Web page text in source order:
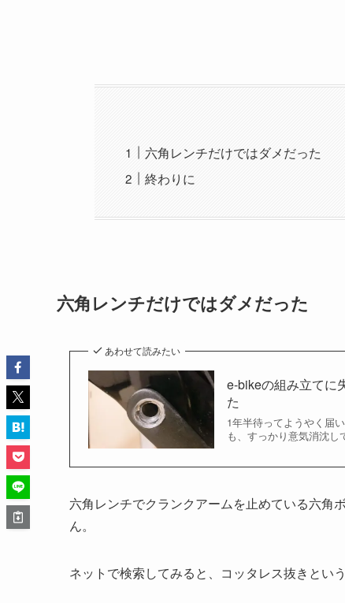
六角レンチだけではダメだった
終わりに
六角レンチだけではダメだった
あわせて読みたい
e-bikeの組み立てに
た
1年半待ってようやく届
も、すっかり意気消沈
六角レンチでクランクアームを止めている六角
ん。
ネットで検索してみると、コッタレス抜きとい